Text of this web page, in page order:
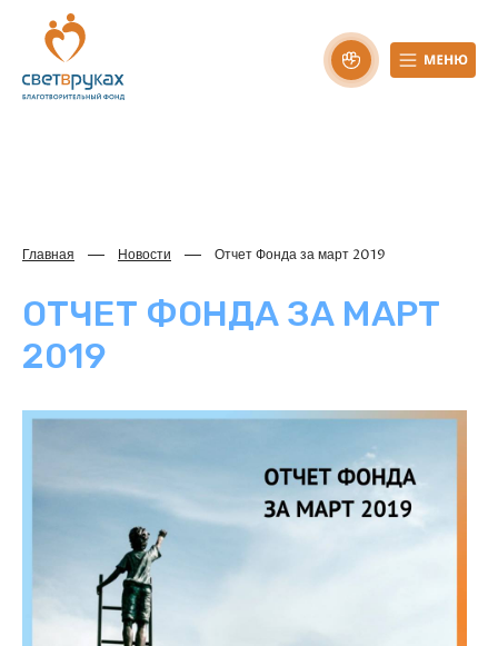
Главная Новости Отчет Фонда за март 2019
ОТЧЕТ ФОНДА ЗА МАРТ
2019